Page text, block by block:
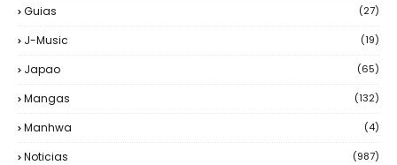
Guias (27)
J-Music (19)
Japao (65)
Mangas (132)
Manhwa (4)
Noticias (987)